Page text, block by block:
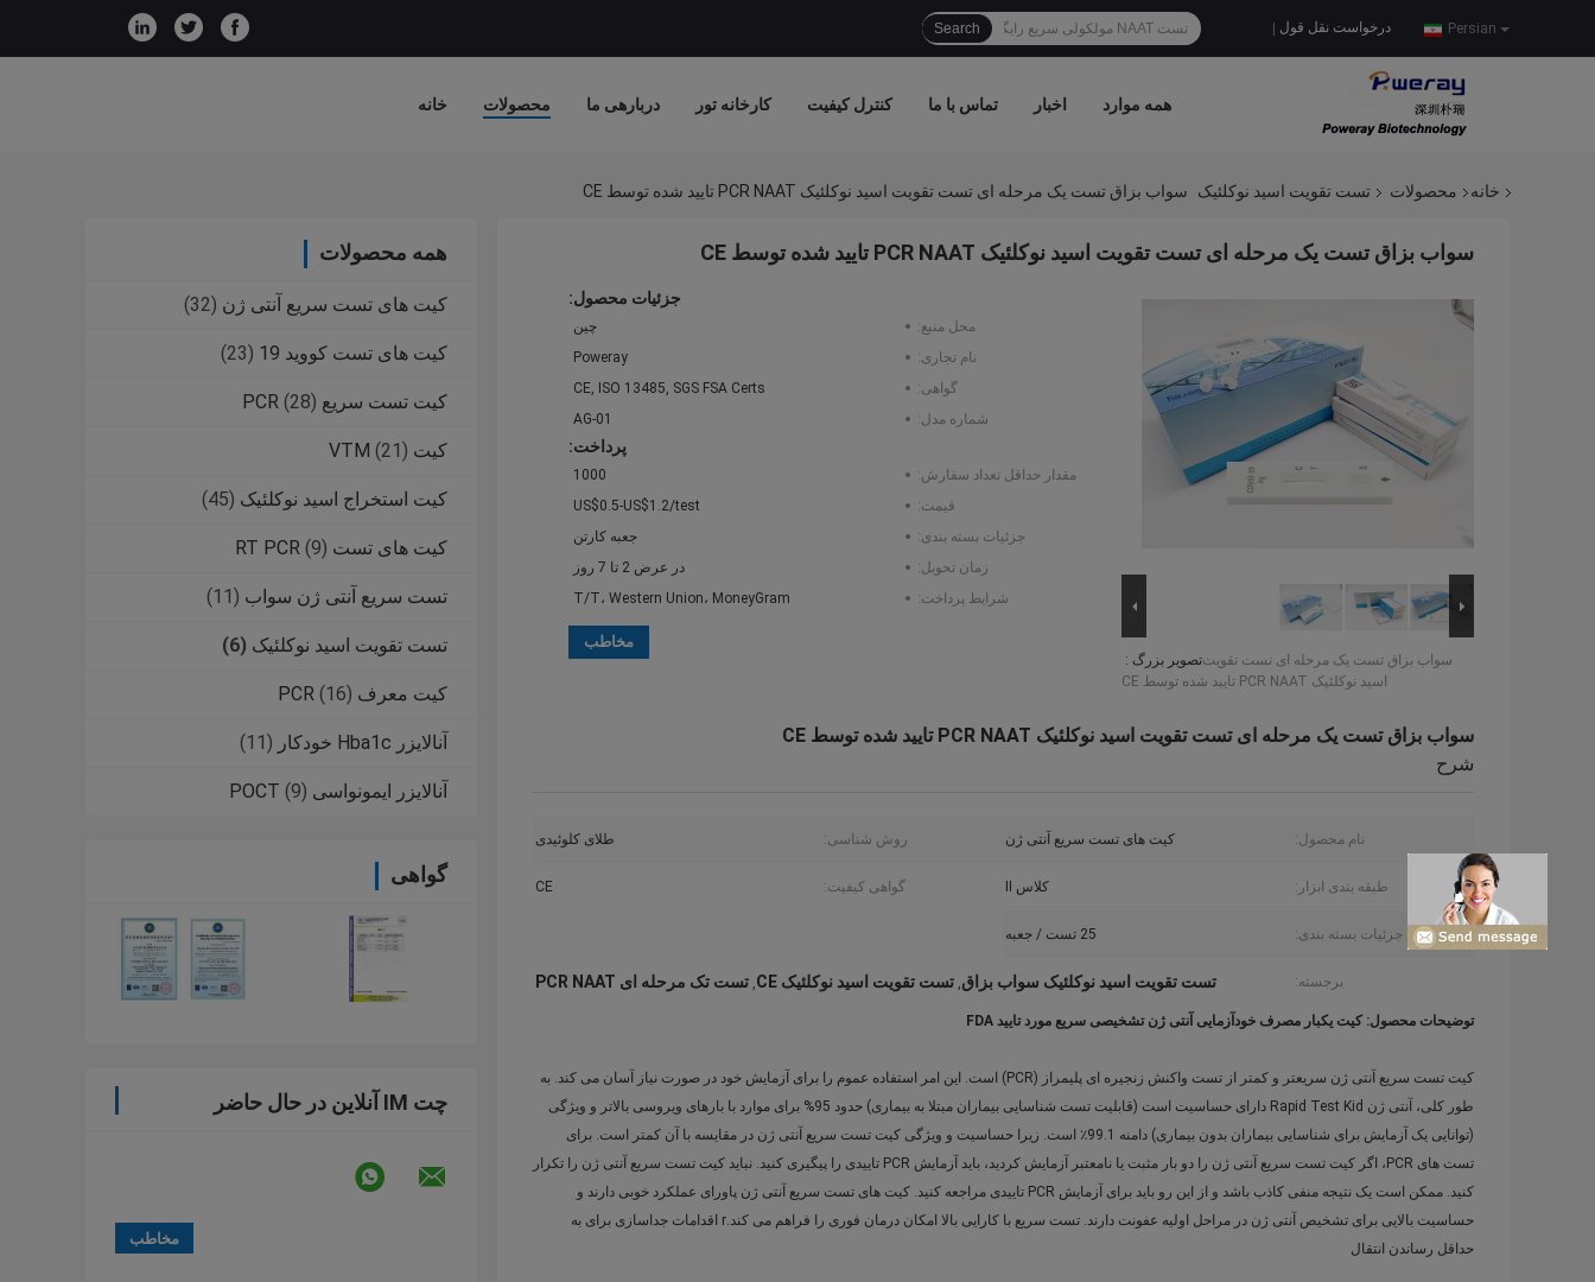
Persian درخواست نقل قول Search
خانه محصولات دربارهی ما کارخانه تور کنترل کیفیت تماس با ما اخبار همه موارد
خانه محصولات تست تقویت اسید نوکلئیک سواب بزاق تست یک مرحله ای تست تقویت اسید نوکلئیک PCR NAAT تایید شده توسط CE
همه محصولات
کیت های تست سریع آنتی ژن (32)
کیت های تست کووید 19 (23)
کیت تست سریع PCR (28)
کیت VTM (21)
کیت استخراج اسید نوکلئیک (45)
کیت های تست RT PCR (9)
تست سریع آنتی ژن سواب (11)
تست تقویت اسید نوکلئیک (6)
کیت معرف PCR (16)
آنالایزر Hba1c خودکار (11)
آنالایزر ایمونواسی POCT (9)
گواهی
چت IM آنلاین در حال حاضر
سواب بزاق تست یک مرحله ای تست تقویت اسید نوکلئیک PCR NAAT تایید شده توسط CE
تصویر بزرگ :سواب بزاق تست یک مرحله ای تست تقویت
اسید نوکلئیک PCR NAAT تایید شده توسط CE
جزئیات محصول:
محل منبع:
چین
نام تجاری:
Poweray
گواهی:
CE, ISO 13485, SGS FSA Certs
شماره مدل:
AG-01
پرداخت:
مقدار حداقل تعداد سفارش:
1000
قیمت:
US$0.5-US$1.2/test
جزئیات بسته بندی:
جعبه کارتن
زمان تحویل:
در عرض 2 تا 7 روز
شرایط پرداخت:
T/T، Western Union، MoneyGram
مخاطب
سواب بزاق تست یک مرحله ای تست تقویت اسید نوکلئیک PCR NAAT تایید شده توسط CE
شرح
نام محصول: کیت های تست سریع آنتی ژن روش شناسی: طلای کلوئیدی
طبقه بندی ابزار: کلاس II گواهی کیفیت: CE
جزئیات بسته بندی: 25 تست / جعبه
برجسته: تست تقویت اسید نوکلئیک سواب بزاق, تست تقویت اسید نوکلئیک CE , تست تک مرحله ای PCR NAAT
توضیحات محصول: کیت یکبار مصرف خودآزمایی آنتی ژن تشخیصی سریع مورد تایید FDA
کیت تست سریع آنتی ژن سریعتر و کمتر از تست واکنش زنجیره ای پلیمراز (PCR) است. این امر استفاده عموم را برای آزمایش خود در صورت نیاز آسان می کند. به
طور کلی، آنتی ژن Rapid Test Kid دارای حساسیت است (قابلیت تست شناسایی بیماران مبتلا به بیماری) حدود 95% برای موارد با بارهای ویروسی بالاتر و ویژگی
(توانایی یک آزمایش برای شناسایی بیماران بدون بیماری) دامنه 99.1٪ است. زیرا حساسیت و ویژگی کیت تست سریع آنتی ژن در مقایسه با آن کمتر است. برای
تست های PCR، اگر کیت تست سریع آنتی ژن را دو بار مثبت یا نامعتبر آزمایش کردید، باید آزمایش PCR تاییدی را پیگیری کنید. نباید کیت تست سریع آنتی ژن را تکرار
کنید. ممکن است یک نتیجه منفی کاذب باشد و از این رو باید برای آزمایش PCR تاییدی مراجعه کنید. کیت های تست سریع آنتی ژن پاورای عملکرد خوبی دارند و
حساسیت بالایی برای تشخیص آنتی ژن در مراحل اولیه عفونت دارند. تست سریع با کارایی بالا امکان درمان فوری را فراهم می کند.r اقدامات جداسازی برای به
حداقل رساندن انتقال